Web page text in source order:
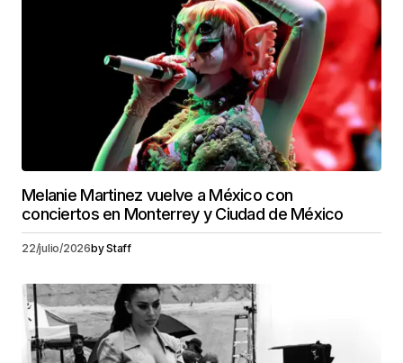
Melanie Martinez vuelve a México con
conciertos en Monterrey y Ciudad de México
22/julio/2026byStaff